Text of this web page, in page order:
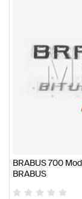
BRABUS 700
BRABUS